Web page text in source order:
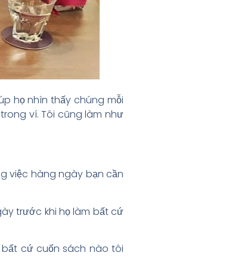
họ nhìn thấy chúng mỗi
ví. Tôi cũng làm như
việc hàng ngày bạn cần
trước khi họ làm bất cứ
cứ cuốn sách nào tôi